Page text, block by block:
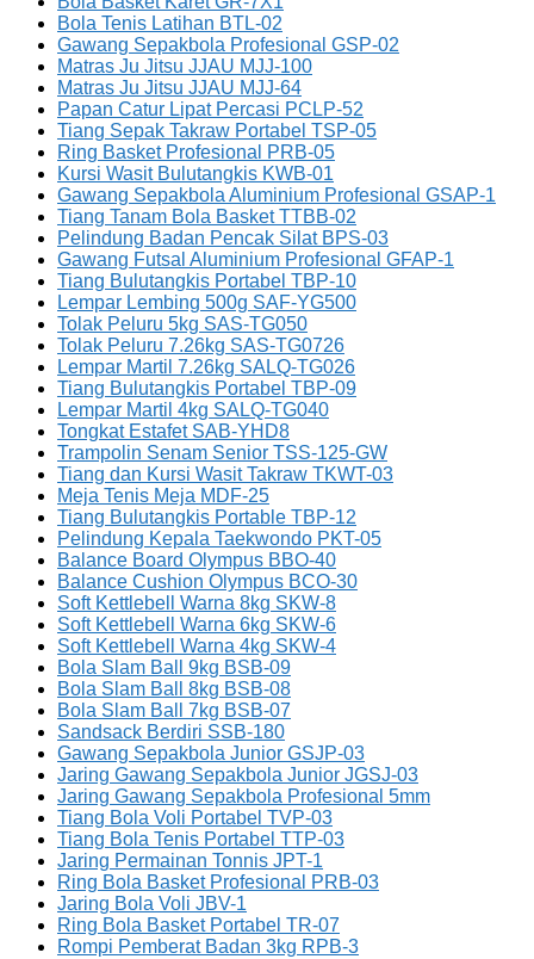
Bola Tenis Latihan BTL-02
Gawang Sepakbola Profesional GSP-02
Matras Ju Jitsu JJAU MJJ-100
Matras Ju Jitsu JJAU MJJ-64
Papan Catur Lipat Percasi PCLP-52
Tiang Sepak Takraw Portabel TSP-05
Ring Basket Profesional PRB-05
Kursi Wasit Bulutangkis KWB-01
Gawang Sepakbola Aluminium Profesional GSAP-1
Tiang Tanam Bola Basket TTBB-02
Pelindung Badan Pencak Silat BPS-03
Gawang Futsal Aluminium Profesional GFAP-1
Tiang Bulutangkis Portabel TBP-10
Lempar Lembing 500g SAF-YG500
Tolak Peluru 5kg SAS-TG050
Tolak Peluru 7.26kg SAS-TG0726
Lempar Martil 7.26kg SALQ-TG026
Tiang Bulutangkis Portabel TBP-09
Lempar Martil 4kg SALQ-TG040
Tongkat Estafet SAB-YHD8
Trampolin Senam Senior TSS-125-GW
Tiang dan Kursi Wasit Takraw TKWT-03
Meja Tenis Meja MDF-25
Tiang Bulutangkis Portable TBP-12
Pelindung Kepala Taekwondo PKT-05
Balance Board Olympus BBO-40
Balance Cushion Olympus BCO-30
Soft Kettlebell Warna 8kg SKW-8
Soft Kettlebell Warna 6kg SKW-6
Soft Kettlebell Warna 4kg SKW-4
Bola Slam Ball 9kg BSB-09
Bola Slam Ball 8kg BSB-08
Bola Slam Ball 7kg BSB-07
Sandsack Berdiri SSB-180
Gawang Sepakbola Junior GSJP-03
Jaring Gawang Sepakbola Junior JGSJ-03
Jaring Gawang Sepakbola Profesional 5mm
Tiang Bola Voli Portabel TVP-03
Tiang Bola Tenis Portabel TTP-03
Jaring Permainan Tonnis JPT-1
Ring Bola Basket Profesional PRB-03
Jaring Bola Voli JBV-1
Ring Bola Basket Portabel TR-07
Rompi Pemberat Badan 3kg RPB-3